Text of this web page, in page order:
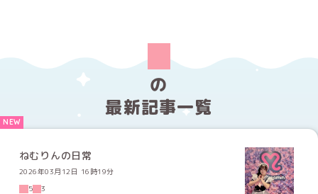
の
最新記事一覧
ねむりんの日常
2026年03月12日 16時19分
5
3